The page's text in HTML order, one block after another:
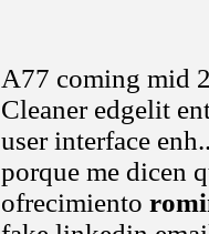
A77 coming mid
Cleaner edgelit
user interface
porque me dicen
ofrecimiento